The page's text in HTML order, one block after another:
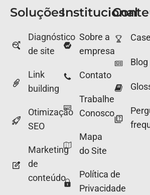
Soluções
Diagnóstico
de site
Link
building
Otimização
SEO
Marketing
de
conteúdo
Institucional
Sobre a
empresa
Contato
Trabalhe
Conosco
Mapa
do Site
Política de
Privacidade
Blog